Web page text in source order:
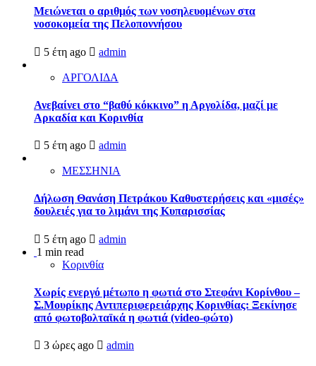
Μειώνεται ο αριθμός των νοσηλευομένων στα
νοσοκομεία της Πελοποννήσου
5 έτη ago admin
ΑΡΓΟΛΙΔΑ
Ανεβαίνει στο “βαθύ κόκκινο” η Αργολίδα, μαζί με
Αρκαδία και Κορινθία
5 έτη ago admin
ΜΕΣΣΗΝΙΑ
Δήλωση Θανάση Πετράκου Καθυστερήσεις και «μισές»
δουλειές για το λιμάνι της Κυπαρισσίας
5 έτη ago
admin
1 min read
Κορινθία
Χωρίς ενεργό μέτωπο η φωτιά στο Στεφάνι Κορίνθου –
Σ.Μουρίκης Αντιπεριφερειάρχης Κορινθίας: Ξεκίνησε
από φωτοβολταϊκά η φωτιά (video-φώτο)
3 ώρες ago admin